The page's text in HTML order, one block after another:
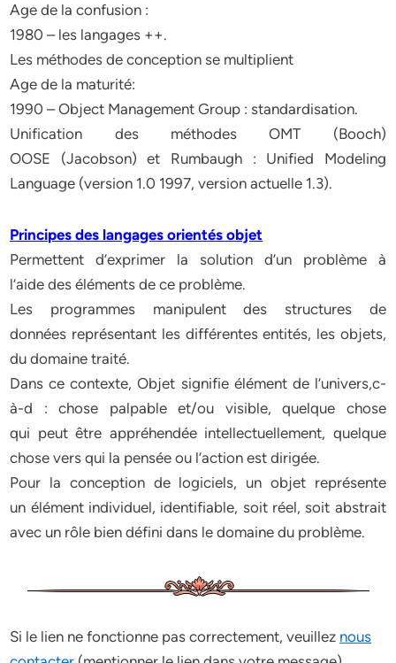
Age de la confusion :
1980 – les langages ++.
Les méthodes de conception se multiplient
Age de la maturité:
1990 – Object Management Group : standardisation.
Unification des méthodes OMT (Booch)
OOSE (Jacobson) et Rumbaugh : Unified Modeling
Language (version 1.0 1997, version actuelle 1.3).
Principes des langages orientés objet
Permettent d’exprimer la solution d’un problème à
l’aide des éléments de ce problème.
Les programmes manipulent des structures de
données représentant les différentes entités, les objets,
du domaine traité.
Dans ce contexte, Objet signifie élément de l’univers,c-
à-d : chose palpable et/ou visible, quelque chose
qui peut être appréhendée intellectuellement, quelque
chose vers qui la pensée ou l’action est dirigée.
Pour la conception de logiciels, un objet représente
un élément individuel, identifiable, soit réel, soit abstrait
avec un rôle bien défini dans le domaine du problème.
Si le lien ne fonctionne pas correctement, veuillez nous